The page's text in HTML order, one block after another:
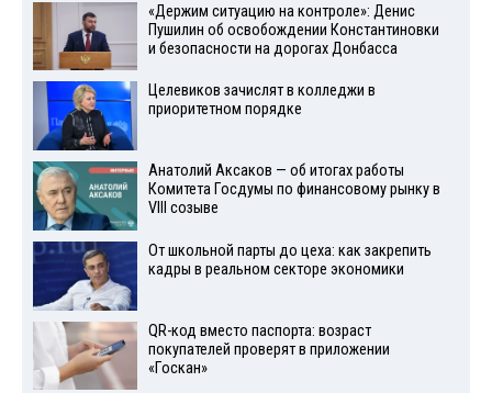
«Держим ситуацию на контроле»: Денис
Пушилин об освобождении Константиновки
и безопасности на дорогах Донбасса
Целевиков зачислят в колледжи в
приоритетном порядке
Анатолий Аксаков — об итогах работы
Комитета Госдумы по финансовому рынку в
VIII созыве
От школьной парты до цеха: как закрепить
кадры в реальном секторе экономики
QR-код вместо паспорта: возраст
покупателей проверят в приложении
«Госкан»